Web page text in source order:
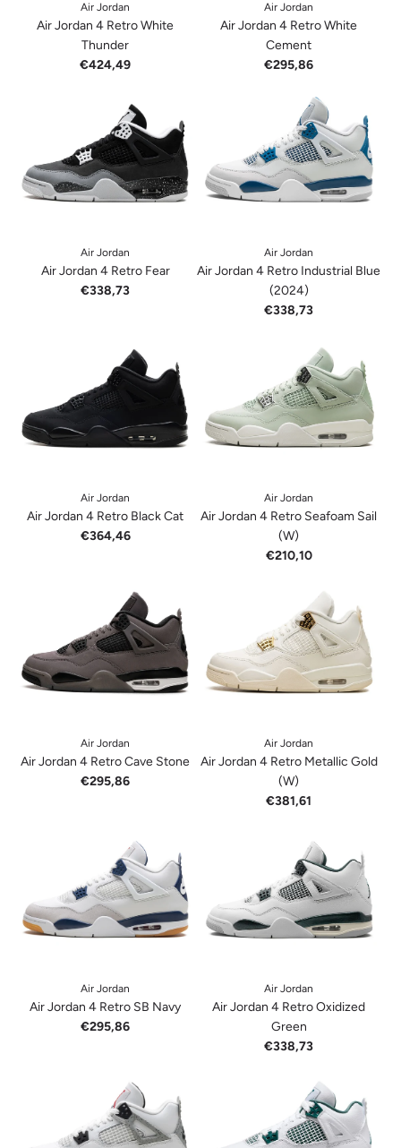
Air Jordan
Air Jordan 4 Retro White
Thunder
€424,49
Air Jordan
Air Jordan 4 Retro White
Cement
€295,86
Air Jordan
Air Jordan 4 Retro Fear
€338,73
Air Jordan
Air Jordan 4 Retro Industrial Blue
(2024)
€338,73
Air Jordan
Air Jordan 4 Retro Black Cat
€364,46
Air Jordan
Air Jordan 4 Retro Seafoam Sail
(W)
€210,10
Air Jordan
Air Jordan 4 Retro Cave Stone
€295,86
Air Jordan
Air Jordan 4 Retro Metallic Gold
(W)
€381,61
Air Jordan
Air Jordan 4 Retro SB Navy
€295,86
Air Jordan
Air Jordan 4 Retro Oxidized
Green
€338,73